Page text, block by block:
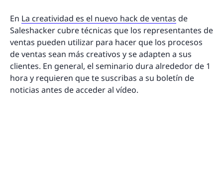
En La creatividad es el nuevo hack de ventas de
Saleshacker cubre técnicas que los representantes de
ventas pueden utilizar para hacer que los procesos
de ventas sean más creativos y se adapten a sus
clientes. En general, el seminario dura alrededor de 1
hora y requieren que te suscribas a su boletín de
noticias antes de acceder al vídeo.